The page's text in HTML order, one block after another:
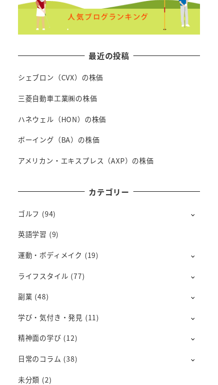
最近の投稿
シェブロン（CVX）の株価
三菱自動車工業㈱の株価
ハネウェル（HON）の株価
ボーイング（BA）の株価
アメリカン・エキスプレス（AXP）の株価
カテゴリー
ゴルフ (94)
英語学習 (9)
運動・ボディメイク (19)
ライフスタイル (77)
副業 (48)
学び・気付き・発見 (11)
精神面の学び (12)
日常のコラム (38)
未分類 (2)